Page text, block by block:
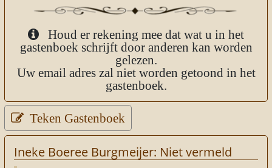
Houd er rekening mee dat wat u in het
gastenboek schrijft door anderen kan worden
gelezen.
Uw email adres zal niet worden getoond in het
gastenboek.
Teken Gastenboek
Ineke Boeree Burgmeijer: Niet vermeld